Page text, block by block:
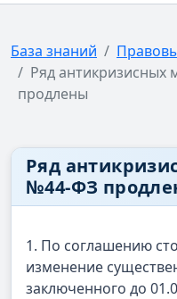
База знаний
Ряд
продлены
Ряд
№44-ФЗ
1. По соглашению
изменение
заключенного до